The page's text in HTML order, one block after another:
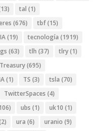
tal (1)
(676) tbf(15)
(19) tecnología (1919)
(63) tlh (37) tlry(1)
Treasury(695)
(1) TS (3) tsla (70)
TwitterSpaces (4)
ubs (1) uk10 (1)
ura (6) uranio (9)